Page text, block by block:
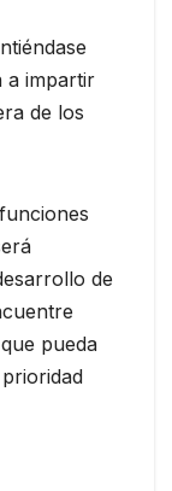
a impartir
de los
de
pueda